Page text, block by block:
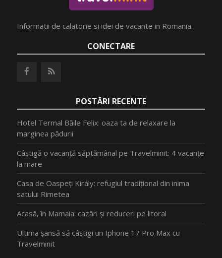
Informatii de calatorie si idei de vacante in Romania.
CONECTARE
POSTĂRI RECENTE
Hotel Termal Băile Felix: oaza ta de relaxare la
marginea pădurii
Câștigă o vacanță săptămânal pe Travelminit: 4 vacanțe
la mare
Casa de Oaspeți Király: refugiul tradițional din inima
satului Rimetea
Acasă, în Mamaia: cazări și reduceri pe litoral
Ultima șansă să câștigi un Iphone 17 Pro Max cu
Travelminit